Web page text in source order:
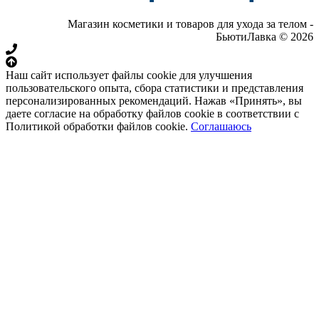
Магазин косметики и товаров для ухода за телом -
БьютиЛавка © 2026
Наш сайт использует файлы cookie для улучшения
пользовательского опыта, сбора статистики и представления
персонализированных рекомендаций. Нажав «Принять», вы
даете согласие на обработку файлов cookie в соответствии с
Политикой обработки файлов cookie. Соглашаюсь